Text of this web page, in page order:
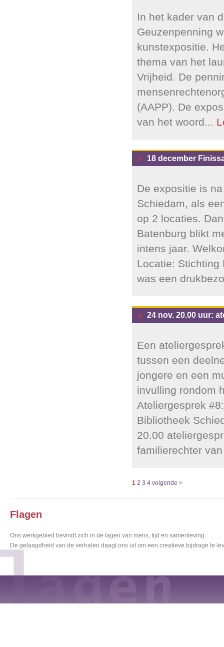
In het kader van
Geuzenpenning
kunstexpositie.
thema van het
Vrijheid. De
(AAPP). De
van het woord...
18 december
De expositie is
Schiedam, als
op 2 locaties.
Batenburg blikt
intens jaar.
Locatie: Stichting
was een
24 nov. 20.00 uur:
Een
tussen een
jongere en een
invulling rondom
Ateliergesprek
Bibliotheek
20.00
familierechter
1 2 3 4 volgende >
Flagen
Ons werkgebied bevindt zich in de lagen van mens, tijd en samenleving.
De gelaagdheid van de verhalen daagt ons uit om een creatieve bijdrage te